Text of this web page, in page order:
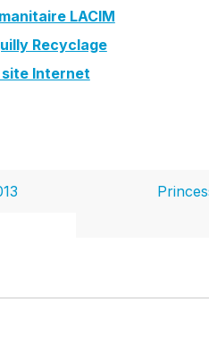
LACIM
Recyclage
site Internet